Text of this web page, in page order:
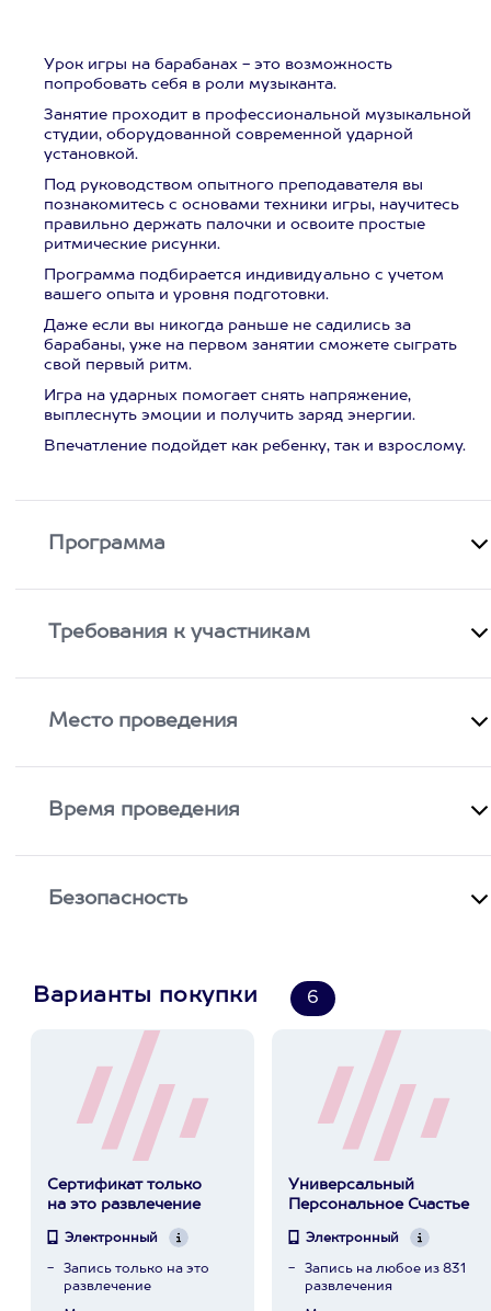
Урок игры на барабанах - это возможность
попробовать себя в роли музыканта.
Занятие проходит в профессиональной музыкальной
студии, оборудованной современной ударной
установкой.
Под руководством опытного преподавателя вы
познакомитесь с основами техники игры, научитесь
правильно держать палочки и освоите простые
ритмические рисунки.
Программа подбирается индивидуально с учетом
вашего опыта и уровня подготовки.
Даже если вы никогда раньше не садились за
барабаны, уже на первом занятии сможете сыграть
свой первый ритм.
Игра на ударных помогает снять напряжение,
выплеснуть эмоции и получить заряд энергии.
Впечатление подойдет как ребенку, так и взрослому.
Программа
Требования к участникам
Место проведения
Время проведения
Безопасность
Варианты покупки 6
Сертификат только
на это развлечение
Электронный
Запись только на это
развлечение
Универсальный
Персональное Счастье
Электронный
Запись на любое из 831
развлечения